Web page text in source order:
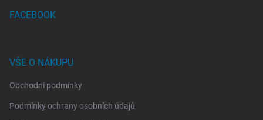
FACEBOOK
VŠE O NÁKUPU
Obchodní podmínky
Podmínky ochrany osobních údajů